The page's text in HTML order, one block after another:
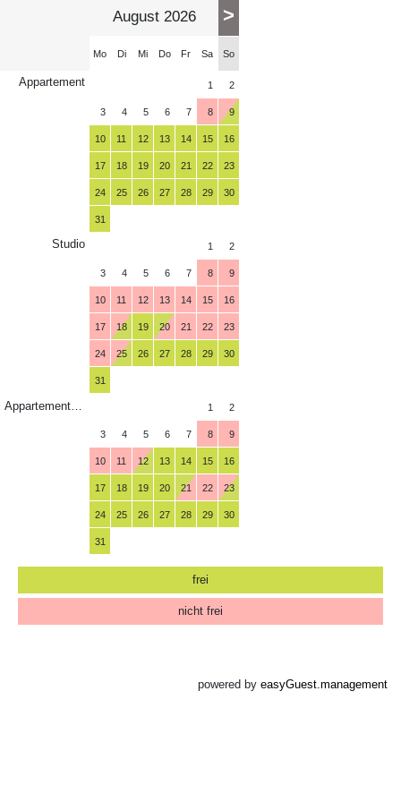
Appartement
Studio
Appartement ohne Balkon
August 2026 >
Mo Di Mi Do Fr Sa So
1 2
3 4 5 6 7 8 9
10 11 12 13 14 15 16
17 18 19 20 21 22 23
24 25 26 27 28 29 30
31
1 2
3 4 5 6 7 8 9
10 11 12 13 14 15 16
17 18 19 20 21 22 23
24 25 26 27 28 29 30
31
1 2
3 4 5 6 7 8 9
10 11 12 13 14 15 16
17 18 19 20 21 22 23
24 25 26 27 28 29 30
31
frei
nicht frei
powered by easyGuest.management